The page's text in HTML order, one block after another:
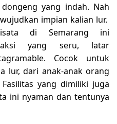
yang indah. Nah
impian kalian lur.
di Semarang ini
yang seru, latar
Cocok untuk
lur, dari anak-anak orang
yang dimiliki juga
ini nyaman dan tentunya